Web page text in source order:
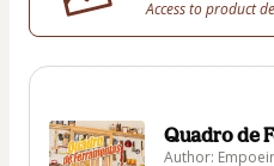
Access to product
Quadro de
Author: